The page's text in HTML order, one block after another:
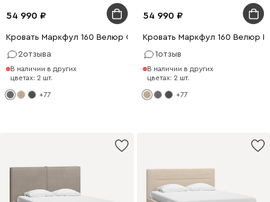
54 990
Кровать Маркфул 160 Велюр Серый
2отзыва
В наличии в других
цветах: 2 шт.
+77
54 990
Кровать Маркфул 160 Велюр
1отзыв
В наличии в других
цветах: 2 шт.
+77